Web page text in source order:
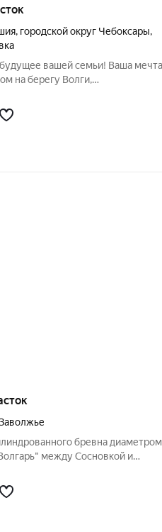
, городской округ Чебоксары,
на берегу Волги,
постройки, свободной
бревна диаметром
между Сосновкой и
в черновой отделке. Кровля